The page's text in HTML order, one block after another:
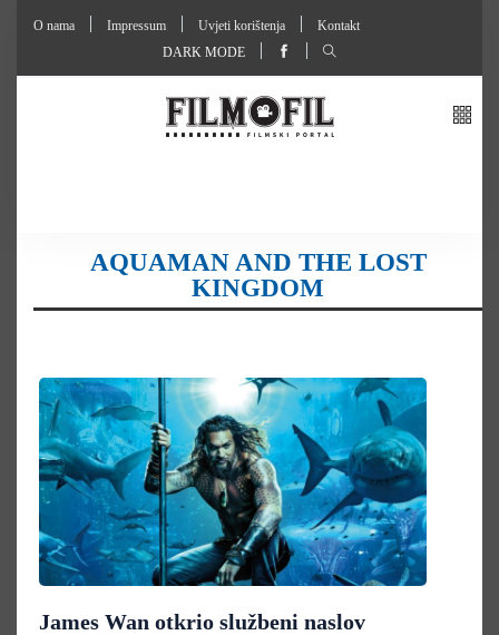
O nama Impressum Uvjeti korištenja
Kontakt
DARK MODE
AQUAMAN AND THE LOST
KINGDOM
James Wan otkrio službeni naslov